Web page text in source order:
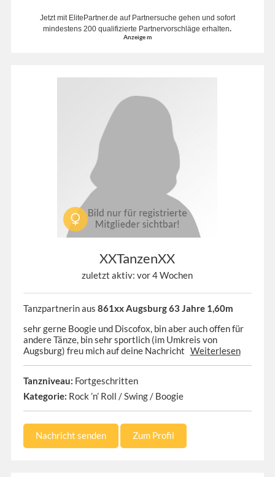
Jetzt mit ElitePartner.de auf Partnersuche gehen und sofort
mindestens 200 qualifizierte Partnervorschläge erhalten
Anzeige m
XXTanzenXX
zuletzt aktiv: vor 4 Wochen
Tanzpartnerin aus 861xx Augsburg 63 Jahre 1,60m
sehr gerne Boogie und Discofox, bin aber auch offen für
andere Tänze, bin sehr sportlich (im Umkreis von
Augsburg) freu mich auf deine Nachricht Weiterlesen
Tanzniveau: Fortgeschritten
Kategorie: Rock ’n’ Roll / Swing / Boogie
Nachricht senden Zum Profil